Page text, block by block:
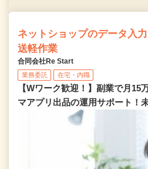
ネットショップのデータ入
送軽作業
合同会社Re Start
業務委託 在宅・内職
【Wワーク歓迎！】副業で月15
マアプリ出品の運用サポート！